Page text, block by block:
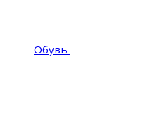
Обувь